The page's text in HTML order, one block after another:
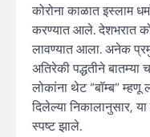
कोरोना काळात इस्लाम
करण्यात आले. देशभरात
लावण्यात आला. अनेक
अतिरेकी पद्धतीने
लोकांना थेट “बॉम्ब” म्हणू
दिलेल्या निकालानुसार,
स्पष्ट झाले.